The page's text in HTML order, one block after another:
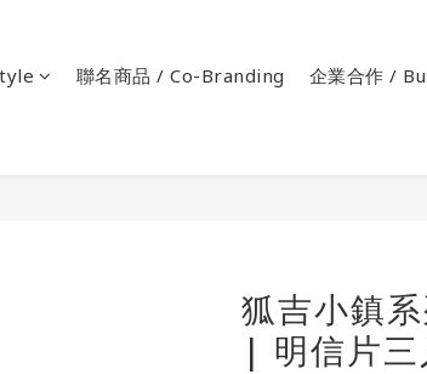
聯名商品 / Co-Branding 企業合作 /
狐吉小鎮
| 明信片三